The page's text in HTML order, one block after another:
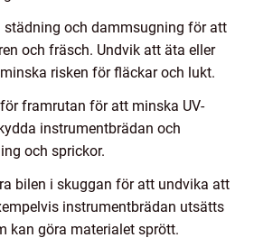
städning och dammsugning för att
och fräsch. Undvik att äta eller
risken för fläckar och lukt.
framrutan för att minska UV-
instrumentbrädan och
och sprickor.
bilen i skuggan för att undvika att
instrumentbrädan utsätts
kan göra materialet sprött.